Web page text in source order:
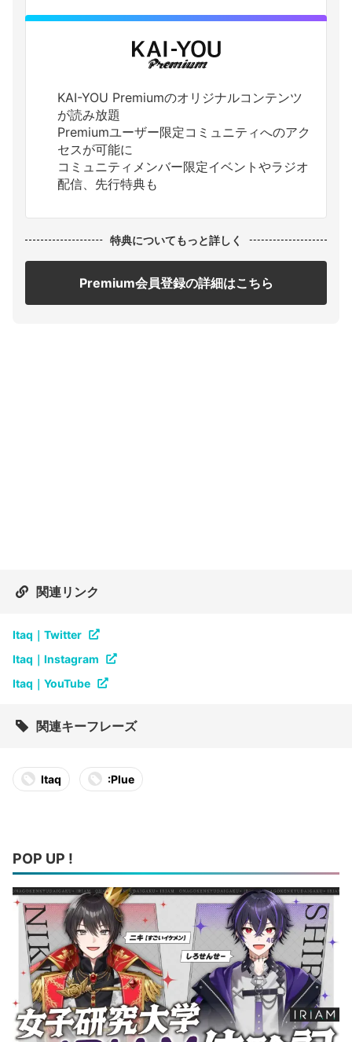
KAI-YOU Premiumのオリジナルコンテンツ
が読み放題
Premiumユーザー限定コミュニティへのアク
セスが可能に
コミュニティメンバー限定イベントやラジオ
配信、先行特典も
特典についてもっと詳しく
Premium会員登録の詳細はこちら
関連リンク
Itaq｜Twitter
Itaq｜Instagram
Itaq｜YouTube
関連キーフレーズ
Itaq :Plue
POP UP !